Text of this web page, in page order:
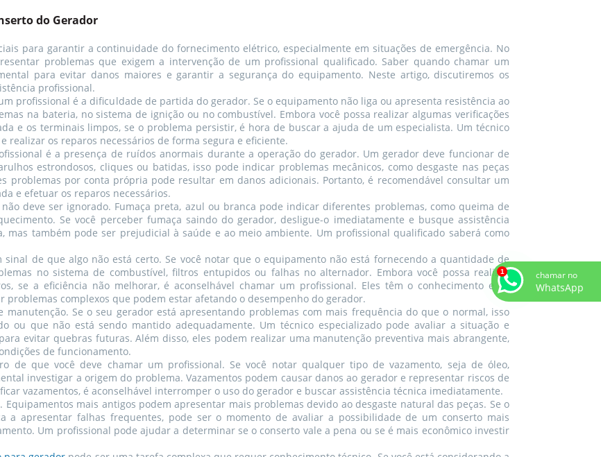
do Gerador
para garantir a continuidade do fornecimento elétrico, especialmente em situações de emergência. No
problemas que exigem a intervenção de um profissional qualificado. Saber quando chamar um
para evitar danos maiores e garantir a segurança do equipamento. Neste artigo, discutiremos os
profissional.
profissional é a dificuldade de partida do gerador. Se o equipamento não liga ou apresenta resistência ao
na bateria, no sistema de ignição ou no combustível. Embora você possa realizar algumas verificações
e os terminais limpos, se o problema persistir, é hora de buscar a ajuda de um especialista. Um técnico
realizar os reparos necessários de forma segura e eficiente.
é a presença de ruídos anormais durante a operação do gerador. Um gerador deve funcionar de
estrondosos, cliques ou batidas, isso pode indicar problemas mecânicos, como desgaste nas peças
problemas por conta própria pode resultar em danos adicionais. Portanto, é recomendável consultar um
e efetuar os reparos necessários.
deve ser ignorado. Fumaça preta, azul ou branca pode indicar diferentes problemas, como queima de
Se você perceber fumaça saindo do gerador, desligue-o imediatamente e busque assistência
mas também pode ser prejudicial à saúde e ao meio ambiente. Um profissional qualificado saberá como
de que algo não está certo. Se você notar que o equipamento não está fornecendo a quantidade de
no sistema de combustível, filtros entupidos ou falhas no alternador. Embora você possa realizar
se a eficiência não melhorar, é aconselhável chamar um profissional. Eles têm o conhecimento e as
complexos que podem estar afetando o desempenho do gerador.
Se o seu gerador está apresentando problemas com mais frequência do que o normal, isso
ou que não está sendo mantido adequadamente. Um técnico especializado pode avaliar a situação e
evitar quebras futuras. Além disso, eles podem realizar uma manutenção preventiva mais abrangente,
de funcionamento.
de que você deve chamar um profissional. Se você notar qualquer tipo de vazamento, seja de óleo,
investigar a origem do problema. Vazamentos podem causar danos ao gerador e representar riscos de
vazamentos, é aconselhável interromper o uso do gerador e buscar assistência técnica imediatamente.
mais antigos podem apresentar mais problemas devido ao desgaste natural das peças. Se o
a apresentar falhas frequentes, pode ser o momento de avaliar a possibilidade de um conserto mais
Um profissional pode ajudar a determinar se o conserto vale a pena ou se é mais econômico investir
chamar no
WhatsApp